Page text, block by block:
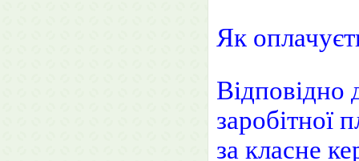
Як
Відповідно
заробітної
за класне